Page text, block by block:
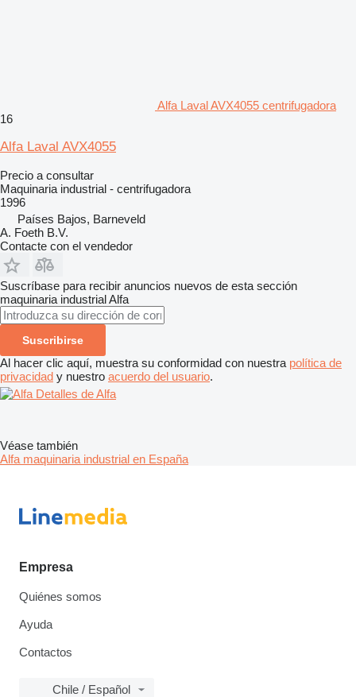
Alfa Laval AVX4055 centrifugadora
16
Alfa Laval AVX4055
Precio a consultar
Maquinaria industrial - centrifugadora
1996
Países Bajos, Barneveld
A. Foeth B.V.
Contacte con el vendedor
Suscríbase para recibir anuncios nuevos de esta sección
maquinaria industrialAlfa
Suscribirse
Al hacer clic aquí, muestra su conformidad con nuestra política de
privacidad y nuestro acuerdo del usuario.
Detalles de Alfa
Véase también
Alfa maquinaria industrial en España
Empresa
Quiénes somos
Ayuda
Contactos
Chile / Español